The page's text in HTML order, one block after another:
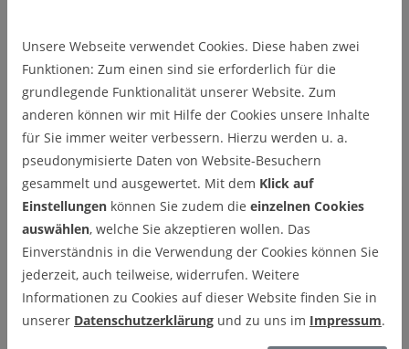
Dr.-Ing. Henning Wiche
(nebenamtlich)
Clausthaler Zentrum für Materialtechnik
Agricolastr. 2
38678 Clausthal-Zellerfeld
Unsere Webseite verwendet Cookies. Diese haben zwei
Funktionen: Zum einen sind sie erforderlich für die
grundlegende Funktionalität unserer Website. Zum
anderen können wir mit Hilfe der Cookies unsere Inhalte
für Sie immer weiter verbessern. Hierzu werden u. a.
pseudonymisierte Daten von Website-Besuchern
gesammelt und ausgewertet. Mit dem Klick auf
Einstellungen können Sie zudem die einzelnen Cookies
auswählen, welche Sie akzeptieren wollen. Das
Einverständnis in die Verwendung der Cookies können Sie
jederzeit, auch teilweise, widerrufen. Weitere
Informationen zu Cookies auf dieser Website finden Sie in
unserer Datenschutzerklärung und zu uns im Impressum.